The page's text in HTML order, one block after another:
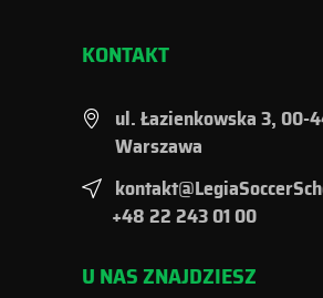
KONTAKT
ul. Łazienkowska 3, 00-
Warszawa
+48 22 243 01 00
U NAS ZNAJDZIESZ